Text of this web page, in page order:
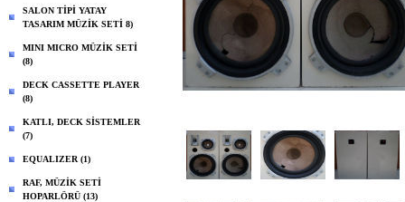
SALON TİPİ YATAY
TASARIM MÜZİK SETİ 8)
MINI MICRO MÜZİK SETİ
(8)
DECK CASSETTE PLAYER
(8)
KATLI, DECK SİSTEMLER
(7)
EQUALIZER (1)
RAF, MÜZİK SETİ
HOPARLÖRÜ (13)